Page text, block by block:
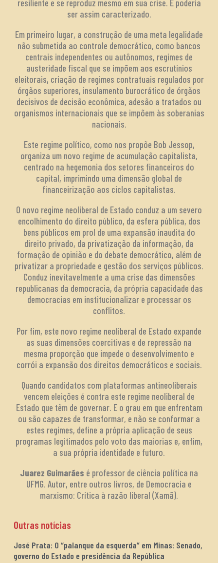
resiliente e se reproduz mesmo em sua crise. E poderia
ser assim caracterizado.
Em primeiro lugar, a construção de uma meta legalidade
não submetida ao controle democrático, como bancos
centrais independentes ou autônomos, regimes de
austeridade fiscal que se impõem aos escrutínios
eleitorais, criação de regimes contratuais regulados por
órgãos superiores, insulamento burocrático de órgãos
decisivos de decisão econômica, adesão a tratados ou
organismos internacionais que se impõem às soberanias
nacionais.
Este regime político, como nos propõe Bob Jessop,
organiza um novo regime de acumulação capitalista,
centrado na hegemonia dos setores financeiros do
capital, imprimindo uma dimensão global de
financeirização aos ciclos capitalistas.
O novo regime neoliberal de Estado conduz a um severo
encolhimento do direito público, da esfera pública, dos
bens públicos em prol de uma expansão inaudita do
direito privado, da privatização da informação, da
formação de opinião e do debate democrático, além de
privatizar a propriedade e gestão dos serviços públicos.
Conduz inevitavelmente a uma crise das dimensões
republicanas da democracia, da própria capacidade das
democracias em institucionalizar e processar os
conflitos.
Por fim, este novo regime neoliberal de Estado expande
as suas dimensões coercitivas e de repressão na
mesma proporção que impede o desenvolvimento e
corrói a expansão dos direitos democráticos e sociais.
Quando candidatos com plataformas antineoliberais
vencem eleições é contra este regime neoliberal de
Estado que têm de governar. E o grau em que enfrentam
ou são capazes de transformar, e não se conformar a
estes regimes, define a própria aplicação de seus
programas legitimados pelo voto das maiorias e, enfim,
a sua própria identidade e futuro.
Juarez Guimarães é professor de ciência política na
UFMG. Autor, entre outros livros, de Democracia e
marxismo: Crítica à razão liberal (Xamã).
Outras notícias
José Prata: O “palanque da esquerda” em Minas: Senado,
governo do Estado e presidência da República